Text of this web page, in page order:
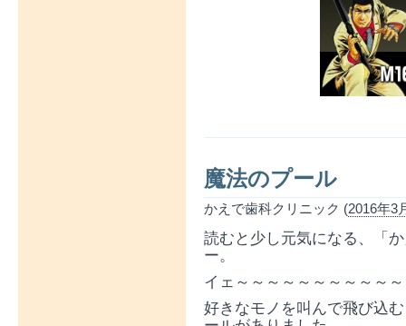
魔法のプール
かえで歯科クリニック (2016年3
読むと少し元気になる、「
ー。
イェ～～～～～～～～～～
好きなモノを叫んで飛び込